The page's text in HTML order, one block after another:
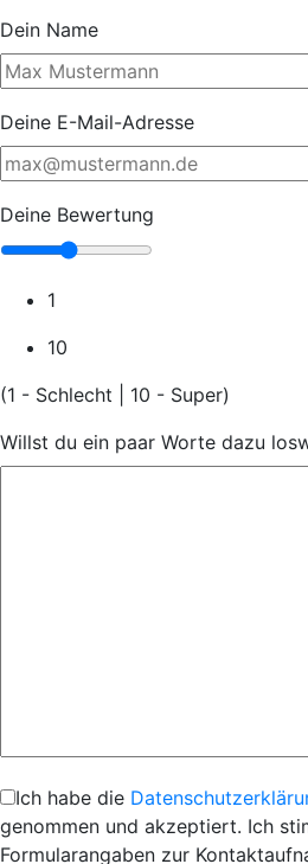
Dein Name
Deine E-Mail-Adresse
Deine Bewertung
1
10
(1 - Schlecht | 10 - Super)
Willst du ein paar Worte dazu
Ich habe die
genommen und akzeptiert. Ich
Formularangaben zur